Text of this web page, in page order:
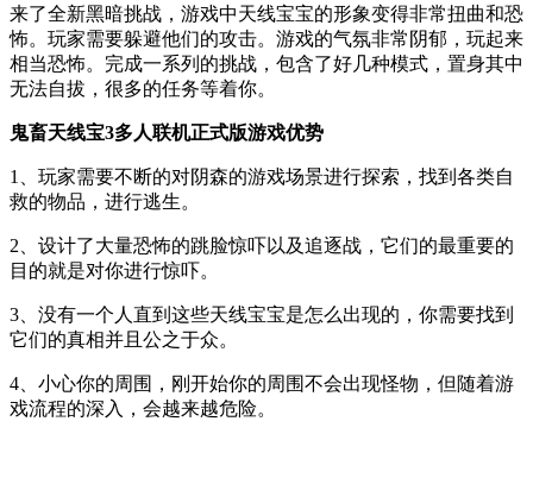
来了全新黑暗挑战，游戏中天线宝宝的形象变得非常扭曲和恐
怖。玩家需要躲避他们的攻击。游戏的气氛非常阴郁，玩起来
相当恐怖。完成一系列的挑战，包含了好几种模式，置身其中
无法自拔，很多的任务等着你。
鬼畜天线宝3多人联机正式版游戏优势
1、玩家需要不断的对阴森的游戏场景进行探索，找到各类自
救的物品，进行逃生。
2、设计了大量恐怖的跳脸惊吓以及追逐战，它们的最重要的
目的就是对你进行惊吓。
3、没有一个人直到这些天线宝宝是怎么出现的，你需要找到
它们的真相并且公之于众。
4、小心你的周围，刚开始你的周围不会出现怪物，但随着游
戏流程的深入，会越来越危险。